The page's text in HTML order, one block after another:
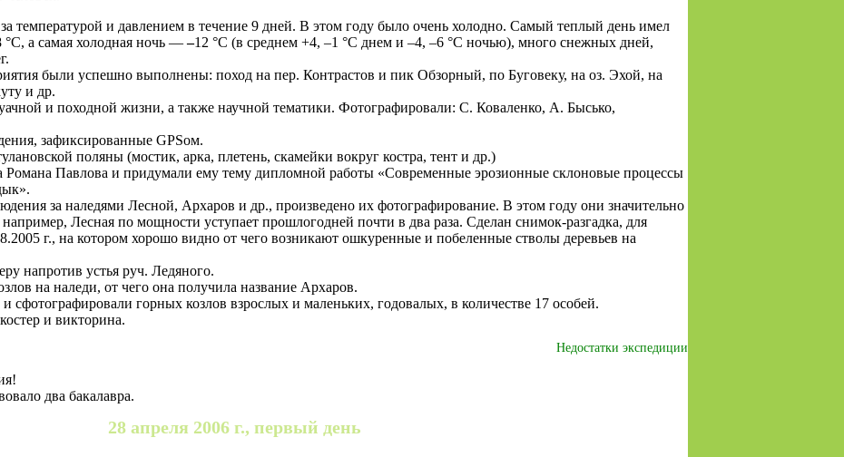
температурой и давлением в течение 9 дней. В этом году было очень холодно. Самый теплый день имел
°С, а самая холодная ночь —–12 °С (в среднем +4, –1 °С днем и –4, –6 °С ночью), много снежных дней,
были успешно выполнены: поход на пер. Контрастов и пик Обзорный, по Буговеку, на оз. Эхой, на
и др.
и походной жизни, а также научной тематики. Фотографировали: С. Коваленко, А. Бысько,
зафиксированные GPSом.
поляны (мостик, арка, плетень, скамейки вокруг костра, тент и др.)
Павлова и придумали ему тему дипломной работы «Современные эрозионные склоновые процессы
за наледями Лесной, Архаров и др., произведено их фотографирование. В этом году они значительно
Лесная по мощности уступает прошлогодней почти в два раза. Сделан снимок-разгадка, для
г., на котором хорошо видно от чего возникают ошкуренные и побеленные стволы деревьев на
напротив устья руч. Ледяного.
на наледи, от чего она получила название Архаров.
сфотографировали горных козлов взрослых и маленьких, годовалых, в количестве 17 особей.
и викторина.
Недостатки экспедиции
два бакалавра.
28 апреля 2006 г., первый день